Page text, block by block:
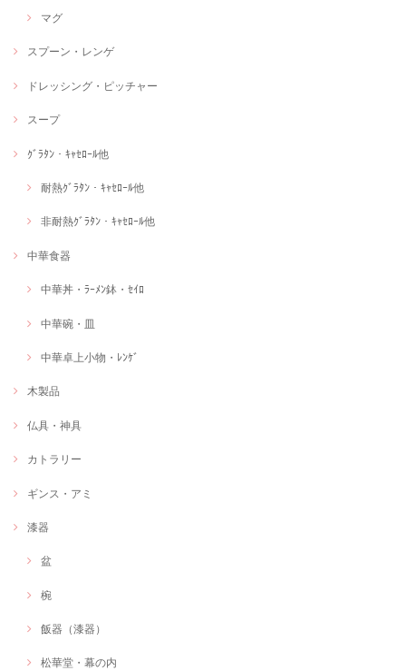
マグ
スプーン・レンゲ
ドレッシング・ピッチャー
スープ
ｸﾞﾗﾀﾝ・ｷｬｾﾛｰﾙ他
耐熱ｸﾞﾗﾀﾝ・ｷｬｾﾛｰﾙ他
非耐熱ｸﾞﾗﾀﾝ・ｷｬｾﾛｰﾙ他
中華食器
中華丼・ﾗｰﾒﾝ鉢・ｾｲﾛ
中華碗・皿
中華卓上小物・ﾚﾝｹﾞ
木製品
仏具・神具
カトラリー
ギンス・アミ
漆器
盆
椀
飯器（漆器）
松華堂・幕の内